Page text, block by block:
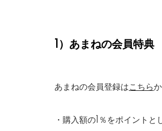
1）あまねの会員特典
あまねの会員登録はこちら
・購入額の1％をポイントと